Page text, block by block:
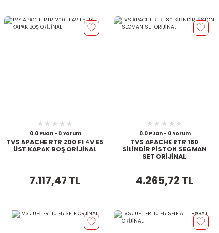
0.0 Puan - 0 Yorum
TVS APACHE RTR 200 FI 4V E5
ÜST KAPAK BOŞ ORİJİNAL
7.117,47 TL
0.0 Puan - 0 Yorum
TVS APACHE RTR 180
SİLİNDİR PİSTON SEGMAN
SET ORİJİNAL
4.265,72 TL